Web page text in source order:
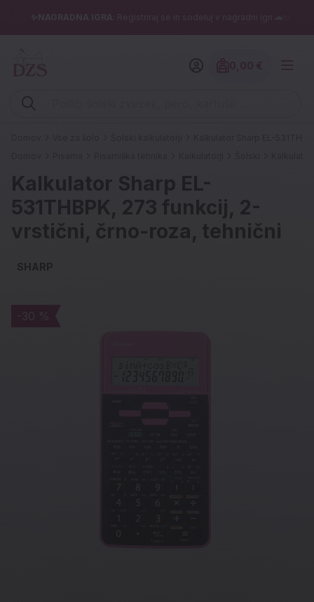
✨NAGRADNA IGRA : Registriraj se in sodeluj v nagradni igri 🚗✨
Vpišite iskalni niz (šolski zvezek, pero, kartuše ...)
Znesek
Kalkulator Sharp EL-
531THBPK, 273 funkcij, 2-
vrstični, črno-roza, tehnični
SHARP
-30 %